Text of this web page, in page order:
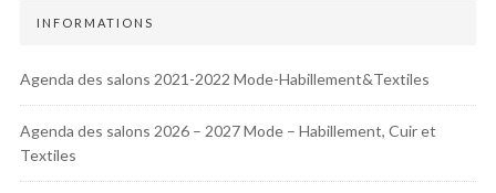
INFORMATIONS
Agenda des salons 2021-2022 Mode-Habillement&Textiles
Agenda des salons 2026 – 2027 Mode – Habillement, Cuir et
Textiles